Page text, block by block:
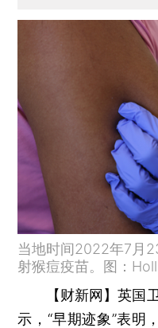
当地时间2022年7月
射猴痘疫苗。图：
【财新网】英国
示，“早期迹象”表明